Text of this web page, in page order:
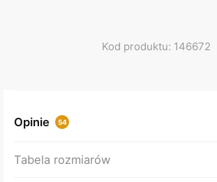
130,00 zł.
multiple
Kod produktu: 146672
Opinie 54
Tabela rozmiarów